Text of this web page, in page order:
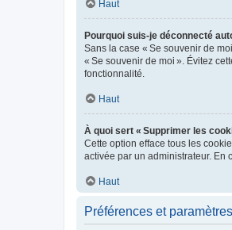
Haut
Pourquoi suis-je déconnecté
Sans la case « Se souvenir de
« Se souvenir de moi ». Évitez
fonctionnalité.
Haut
À quoi sert « Supprimer les
Cette option efface tous les
activée par un administrateur. En
Haut
Préférences et